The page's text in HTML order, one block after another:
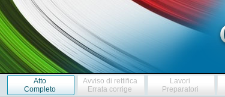
Atto
Completo
Avviso di rettifica
Errata corrige
Lavori
Preparatori